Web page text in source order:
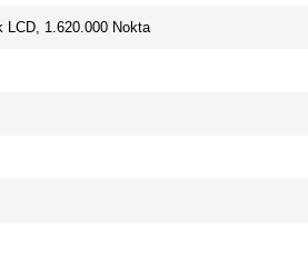
LCD, 1.620.000 Nokta